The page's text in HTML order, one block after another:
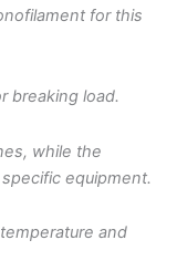
for this
breaking load.
while the
equipment.
and